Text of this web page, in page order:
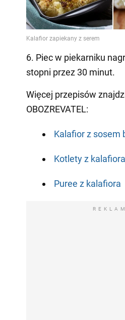
6. Piec w piekarniku
stopni przez 30 minut.
Więcej przepisów
OBOZREVATEL:
Kalafior z sosem
Kotlety z kalafiora
Puree z kalafiora